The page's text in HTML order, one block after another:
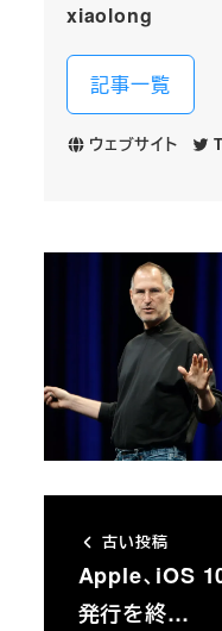
xiaolong
記事一覧
ウェブサイト
古い投稿
Apple、iOS
発行を終…